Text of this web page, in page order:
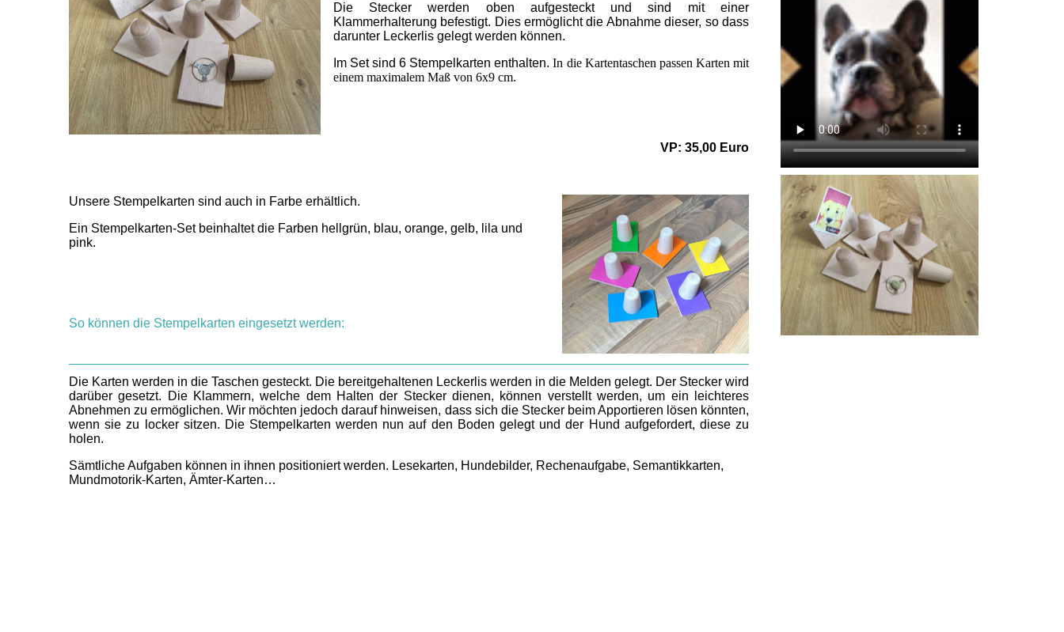
Die Stecker werden oben aufgesteckt und sind mit einer
Klammerhalterung befestigt. Dies ermöglicht die Abnahme dieser, so dass
darunter Leckerlis gelegt werden können.
Im Set sind 6 Stempelkarten enthalten. In die Kartentaschen passen Karten mit
einem maximalem Maß von 6x9 cm.
VP: 35,00 Euro
Unsere Stempelkarten sind auch in Farbe erhältlich.
Ein Stempelkarten-Set beinhaltet die Farben hellgrün, blau, orange, gelb, lila und
pink.
So können die Stempelkarten eingesetzt werden:
Die Karten werden in die Taschen gesteckt. Die bereitgehaltenen Leckerlis werden in die Melden gelegt. Der Stecker wird
darüber gesetzt. Die Klammern, welche dem Halten der Stecker dienen, können verstellt werden, um ein leichteres
Abnehmen zu ermöglichen. Wir möchten jedoch darauf hinweisen, dass sich die Stecker beim Apportieren lösen könnten,
wenn sie zu locker sitzen. Die Stempelkarten werden nun auf den Boden gelegt und der Hund aufgefordert, diese zu
holen.
Sämtliche Aufgaben können in ihnen positioniert werden. Lesekarten, Hundebilder, Rechenaufgabe, Semantikkarten,
Mundmotorik-Karten, Ämter-Karten…